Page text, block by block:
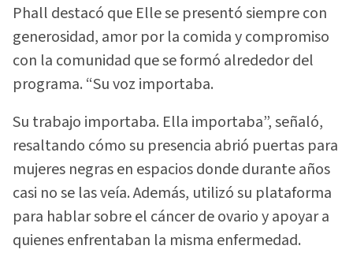
Phall destacó que Elle se presentó siempre con
generosidad, amor por la comida y compromiso
con la comunidad que se formó alrededor del
programa. “Su voz importaba.
Su trabajo importaba. Ella importaba”, señaló,
resaltando cómo su presencia abrió puertas para
mujeres negras en espacios donde durante años
casi no se las veía. Además, utilizó su plataforma
para hablar sobre el cáncer de ovario y apoyar a
quienes enfrentaban la misma enfermedad.